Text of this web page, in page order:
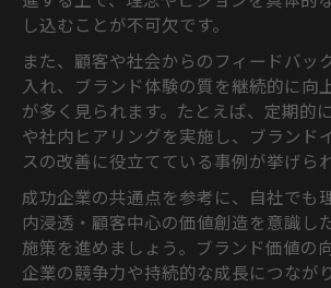
し込むことが不可欠です。
また、顧客や社会からのフィードバッ
入れ、ブランド体験の質を継続的に向
が多く見られます。たとえば、定期的
や社内ヒアリングを実施し、ブランド
スの改善に役立てている事例が挙げられ
成功企業の共通点を参考に、自社でも
内浸透・顧客中心の価値創造を意識し
施策を進めましょう。ブランド価値の
企業の競争力や持続的な成長につながり